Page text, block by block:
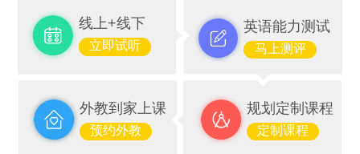
线上+线下
立即试听
英语能力测试
马上测评
外教到家上课
预约外教
规划定制课程
定制课程